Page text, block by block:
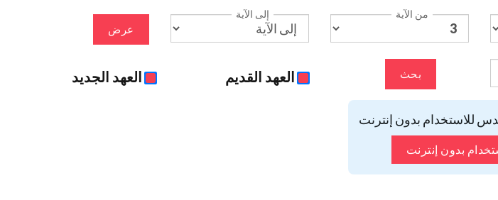
من الآية إلى الآية
عرض
بحث العهد القديم العهد الجديد
للاستخدام بدون إنترنت
بدون إنترنت